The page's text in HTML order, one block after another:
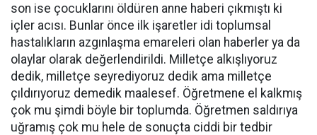
son ise çocuklarını öldüren anne haberi çıkmıştı ki
içler acısı. Bunlar önce ilk işaretler idi toplumsal
hastalıkların azgınlaşma emareleri olan haberler ya da
olaylar olarak değerlendirildi. Milletçe alkışlıyoruz
dedik, milletçe seyrediyoruz dedik ama milletçe
çıldırıyoruz demedik maalesef. Öğretmene el kalkmış
çok mu şimdi böyle bir toplumda. Öğretmen saldırıya
uğramış çok mu hele de sonuçta ciddi bir tedbir